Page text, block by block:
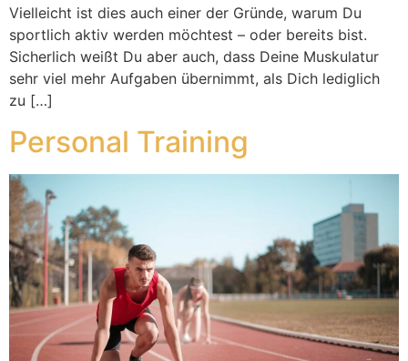
Vielleicht ist dies auch einer der Gründe, warum Du
sportlich aktiv werden möchtest – oder bereits bist.
Sicherlich weißt Du aber auch, dass Deine Muskulatur
sehr viel mehr Aufgaben übernimmt, als Dich lediglich
zu […]
Personal Training